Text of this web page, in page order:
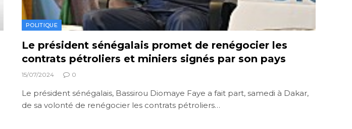
POLITIQUE
Le président sénégalais promet de renégocier les
contrats pétroliers et miniers signés par son pays
15/07/2024 0
Le président sénégalais, Bassirou Diomaye Faye a fait part, samedi à Dakar,
de sa volonté de renégocier les contrats pétroliers…